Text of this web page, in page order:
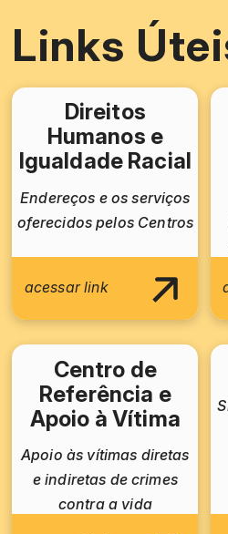
Links
Direitos
Humanos e
Igualdade Racial
Endereços e os serviços
oferecidos pelos Centros
acessar link
Centro de
Referência e
Apoio à Vítima
Apoio às vítimas diretas
e indiretas de crimes
contra a vida